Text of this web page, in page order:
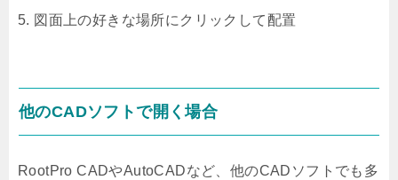
5. 図面上の好きな場所にクリックして配置
他のCADソフトで開く場合
RootPro CADやAutoCADなど、他のCADソフトでも多